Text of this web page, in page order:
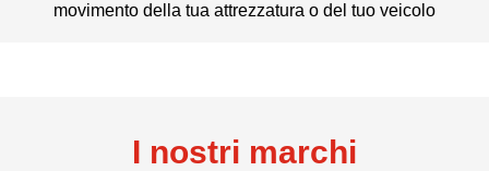
movimento della tua attrezzatura o del tuo veicolo
I nostri marchi